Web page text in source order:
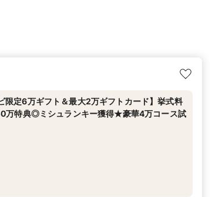
限定6万ギフト＆最大2万ギフトカード】挙式料
万特典◎ミシュランキー獲得★豪華4万コース試